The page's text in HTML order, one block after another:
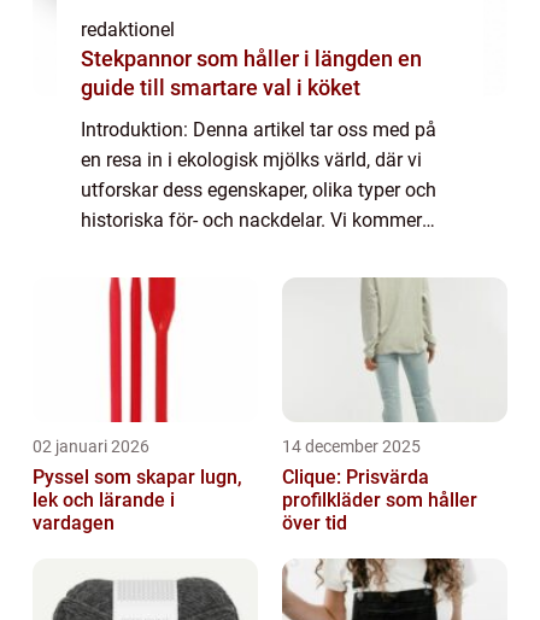
redaktionel
Stekpannor som håller i längden en
guide till smartare val i köket
Introduktion: Denna artikel tar oss med på
en resa in i ekologisk mjölks värld, där vi
utforskar dess egenskaper, olika typer och
historiska för- och nackdelar. Vi kommer
och diskutera hur olika ekologisk mjö...
02 januari 2026
Pyssel som skapar lugn,
lek och lärande i
vardagen
14 december 2025
Clique: Prisvärda
profilkläder som håller
över tid